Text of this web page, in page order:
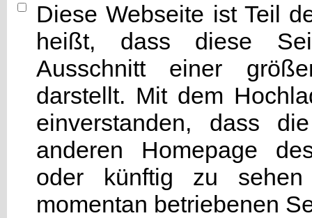
Diese Webseite ist Teil
heißt, dass diese
Ausschnitt einer
darstellt. Mit dem
einverstanden, dass
anderen Homepage
oder künftig zu
momentan betriebenen